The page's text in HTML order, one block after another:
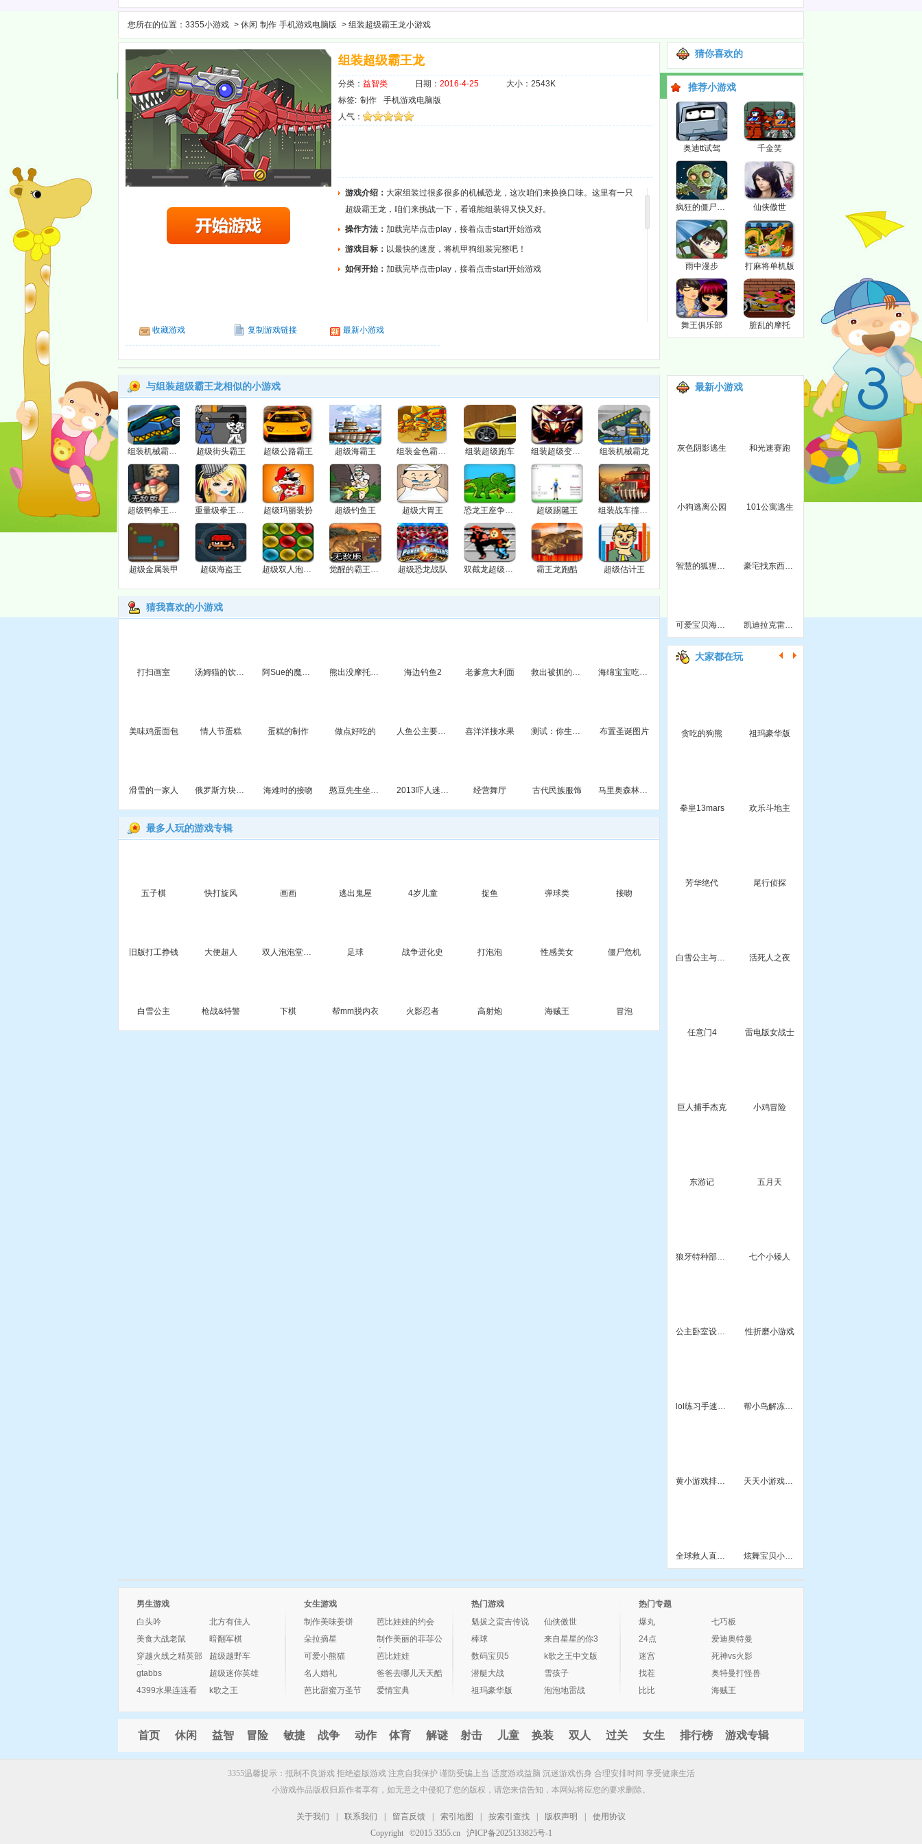
您所在的位置： 3355小游戏 > 休闲 制作 手机游戏电脑版 > 组装超级霸王龙小游戏
组装超级霸王龙
分类： 益智类 日期： 2016-4-25
大小：2543K
标签: 制作
手机游戏电脑版
人气：
游戏介绍： 大家组装过很多很多的机械恐龙，这次咱们来换换口味。这里有一只
超级霸王龙，咱们来挑战一下，看谁能组装得又快又好。
操作方法： 加载完毕点击play，接着点击start开始游戏
游戏目标： 以最快的速度，将机甲狗组装完整吧！
如何开始： 加载完毕点击play，接着点击start开始游戏
收藏游戏 复制游戏链接 最新小游戏
猜你喜欢的
推荐小游戏
奥迪tt试驾 千金笑
疯狂的僵尸军团 仙侠傲世
雨中漫步 打麻将单机版
舞王俱乐部 脏乱的摩托
与组装超级霸王龙相似的小游戏
组装机械霸王龙 超级街头霸王 超级公路霸王 超级海霸王 组装金色霸龙机器人 组装超级跑车 组装超级变形金刚 组装机械霸龙
超级鸭拳王无敌版 重量级拳王争霸赛 超级玛丽装扮 超级钓鱼王 超级大胃王 恐龙王座争霸战 超级踢毽王 组装战车撞僵尸2012升级变态版
超级金属装甲 超级海盗王 超级双人泡泡龙 觉醒的霸王龙无敌版 超级恐龙战队 双截龙超级玛丽版 霸王龙跑酷 超级估计王
猜我喜欢的小游戏
打扫画室 汤姆猫的饮料实验室 阿Sue的魔法药 熊出没摩托大奖赛 海边钓鱼2 老爹意大利面 救出被抓的女友 海绵宝宝吃大餐
美味鸡蛋面包 情人节蛋糕 蛋糕的制作 做点好吃的 人鱼公主要约会 喜洋洋接水果 测试：你生命的颜色是什么 布置圣诞图片
滑雪的一家人 俄罗斯方块挑战赛 海难时的接吻 憨豆先生坐飞机 2013吓人迷宫8 经营舞厅 古代民族服饰 马里奥森林冒险
最多人玩的游戏专辑
五子棋 快打旋风 画画 逃出鬼屋 4岁儿童 捉鱼 弹球类 接吻
旧版打工挣钱 大便超人 双人泡泡堂3升级版 足球 战争进化史 打泡泡 性感美女 僵尸危机
白雪公主 枪战&特警 下棋 帮mm脱内衣 火影忍者 高射炮 海贼王 冒泡
最新小游戏
灰色阴影逃生 和光速赛跑
小狗逃离公园 101公寓逃生
智慧的狐狸逃生 豪宅找东西之眼力测试
可爱宝贝海盗装扮 凯迪拉克雷德拼图
大家都在玩
贪吃的狗熊 祖玛豪华版
拳皇13mars 欢乐斗地主
芳华绝代 尾行侦探
白雪公主与七个小矮人 活死人之夜
任意门4 雷电版女战士
巨人捕手杰克 小鸡冒险
东游记 五月天
狼牙特种部队2 七个小矮人
公主卧室设计师小游戏 性折磨小游戏
lol练习手速小游戏 帮小鸟解冻3小游戏
黄小游戏排行榜 天天小游戏大美女
全球救人直升机小游戏 炫舞宝贝小游戏
男生游戏
白头吟
北方有佳人
美食大战老鼠
暗翻军棋
穿越火线之精英部
队
超级越野车
gtabbs
超级迷你英雄
4399水果连连看
k歌之王
女生游戏
制作美味姜饼
芭比娃娃的约会
朵拉摘星
制作美丽的菲菲公
主
可爱小熊猫
芭比娃娃
名人婚礼
爸爸去哪儿天天酷
跑
芭比甜蜜万圣节 爱情宝典
热门游戏
魁拔之蛮吉传说
仙侠傲世
棒球
来自星星的你3
数码宝贝5
k歌之王中文版
潜艇大战
雪孩子
祖玛豪华版
泡泡地雷战
热门专题
爆丸
七巧板
24点
爱迪奥特曼
迷宫
死神vs火影
找茬
奥特曼打怪兽
比比
海贼王
首页 休闲 益智 冒险 敏捷 战争 动作 体育 解谜 射击 儿童 换装 双人 过关 女生 排行榜 游戏专辑
3355温馨提示：抵制不良游戏 拒绝盗版游戏 注意自我保护 谨防受骗上当 适度游戏益脑 沉迷游戏伤身 合理安排时间 享受健康生活
小游戏作品版权归原作者享有，如无意之中侵犯了您的版权，请您来信告知，本网站将应您的要求删除。
关于我们 联系我们 留言反馈 索引地图 按索引查找 版权声明
使用协议
Copyright ©2015 3355.cn 沪ICP备2025133825号-1